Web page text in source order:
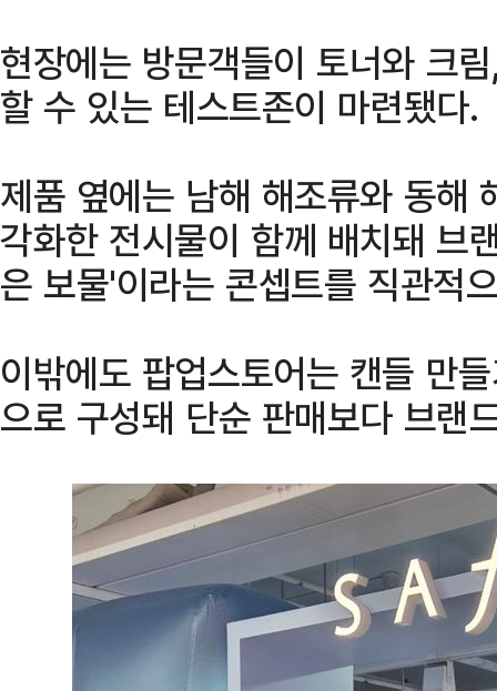
현장에는 방문객들이 토너와 크
할 수 있는 테스트존이 마련됐다.
제품 옆에는 남해 해조류와 동해
각화한 전시물이 함께 배치돼 브
은 보물'이라는 콘셉트를 직관적
이밖에도 팝업스토어는 캔들 만
으로 구성돼 단순 판매보다 브랜